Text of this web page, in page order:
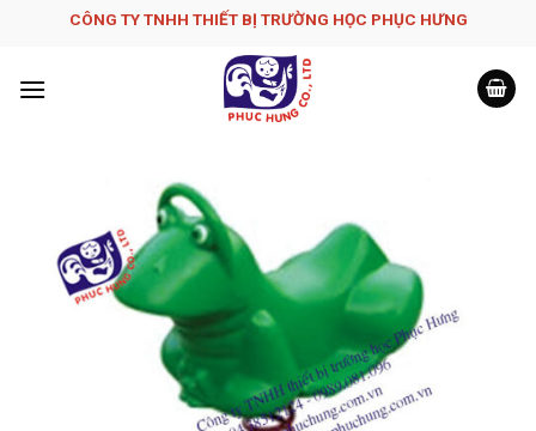
CÔNG TY TNHH THIẾT BỊ TRƯỜNG HỌC PHỤC H­ƯNG